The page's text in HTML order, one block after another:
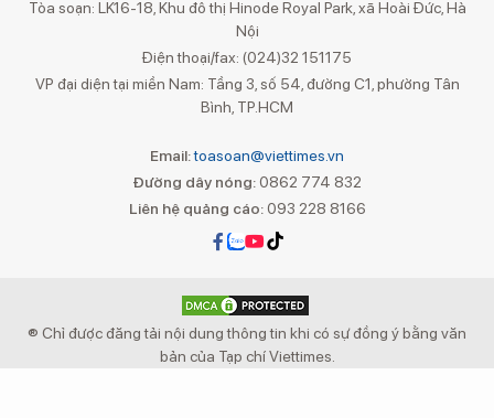
Tòa soạn: LK16-18, Khu đô thị Hinode Royal Park, xã Hoài Đức, Hà
Nội
Điện thoại/fax: (024)32 151175
VP đại diện tại miền Nam: Tầng 3, số 54, đường C1, phường Tân
Bình, TP.HCM
Email:toasoan@viettimes.vn
Đường dây nóng: 0862 774 832
Liên hệ quảng cáo:093 228 8166
® Chỉ được đăng tải nội dung thông tin khi có sự đồng ý bằng văn
bản của Tạp chí Viettimes.